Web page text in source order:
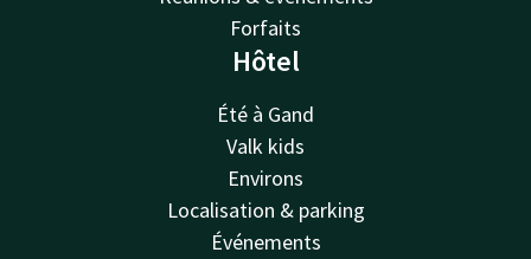
Forfaits
Hôtel
Été à Gand
Valk kids
Environs
Localisation & parking
Événements